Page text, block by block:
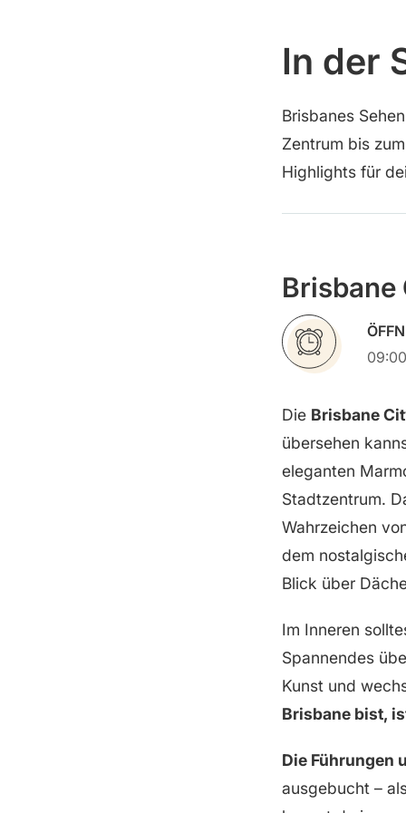
In der
Brisbanes
Zentrum bis
Highlights für
Brisbane
Die Brisbane
übersehen
eleganten
Stadtzentrum.
Wahrzeichen
dem
Blick über
Im Inneren
Spannendes
Kunst und
Brisbane bist,
Die Führungen
ausgebucht –